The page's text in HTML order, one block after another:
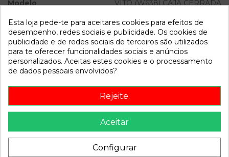
Modelo
VITO (W638) CAJA CERRADA
12.03
Referência 785626
Disponível a partir de: 2022-04-06
Recambio de bomba freno para mercedes vito (w638) caja
cerrada 110 cdi (638.094) | 01.99 - 12.03 110 cdi (638.094) |
01.99 - 12.03 referencia OEM IAM
Esta loja pede-te para aceitares cookies para efeitos de
desempenho, redes sociais e publicidade. Os cookies de
publicidade e de redes sociais de terceiros são utilizados
para te oferecer funcionalidades sociais e anúncios
personalizados. Aceitas estes cookies e o processamento
de dados pessoais envolvidos?
Rejeite.
Aceitar
Configurar